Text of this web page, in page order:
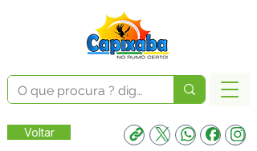
Voltar